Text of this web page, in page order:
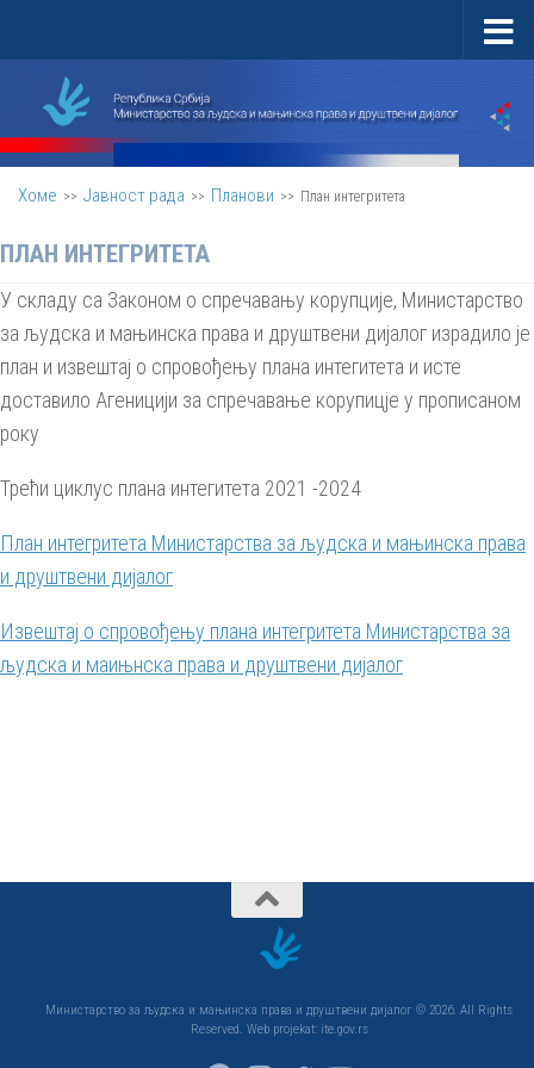
Хоме >> Јавност рада >> Планови >> План интегритета
ПЛАН ИНТЕГРИТЕТА
У складу са Законом о спречавању корупције, Министарство
за људска и мањинска права и друштвени дијалог израдило је
план и извештај о спровођењу плана интегитета и исте
доставило Агеницији за спречавање корупицје у прописаном
року
Трећи циклус плана интегитета 2021 -2024
План интегритета Министарства за људска и мањинска права
и друштвени дијалог
Извештај о спровођењу плана интегритета Министарства за
људска и маињнска права и друштвени дијалог
Министарство за људска и мањинска права и друштвени дијалог © 2026. All Rights
Reserved. Web projekat: ite.gov.rs